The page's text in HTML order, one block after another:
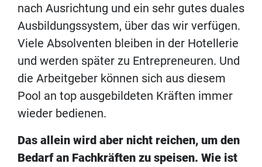
nach Ausrichtung und ein sehr gutes duales
Ausbildungssystem, über das wir verfügen.
Viele Absolventen bleiben in der Hotellerie
und werden später zu Entrepreneuren. Und
die Arbeitgeber können sich aus diesem
Pool an top ausgebildeten Kräften immer
wieder bedienen.
Das allein wird aber nicht reichen, um den
Bedarf an Fachkräften zu speisen. Wie ist